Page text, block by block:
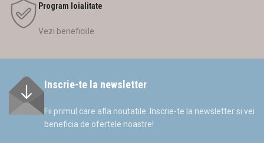
Program loialitate
Vezi beneficiile
Inscrie-te la newsletter
Fii primul care afla noutatile. Inscrie-te la newsletter si vei
beneficia de ofertele noastre!